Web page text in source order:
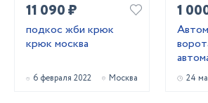
11 090 ₽
подкос жби крюк
крюк москва
6 февраля 2022 Москва
1
в24